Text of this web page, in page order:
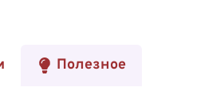
Полезное